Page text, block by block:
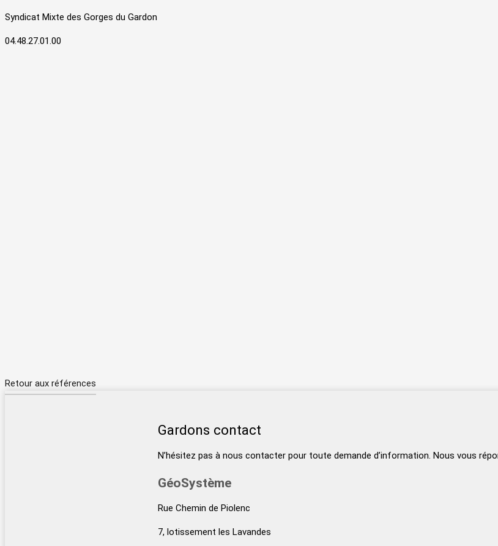
Syndicat Mixte des Gorges du Gardon
04.48.27.01.00
Retour aux références
Gardons contact
N’hésitez pas à nous contacter pour toute demande d’information. Nous vous
GéoSystème
Rue Chemin de Piolenc
7, lotissement les Lavandes